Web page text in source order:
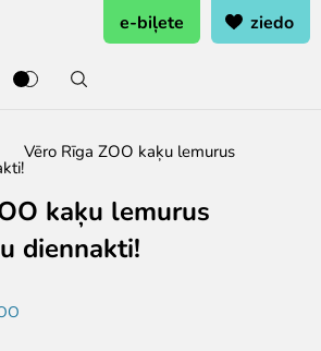
rezervē
pers.)
e-biļete ziedo
Vēro Rīga ZOO kaķu lemurus
kaķu lemurus
diennakti!